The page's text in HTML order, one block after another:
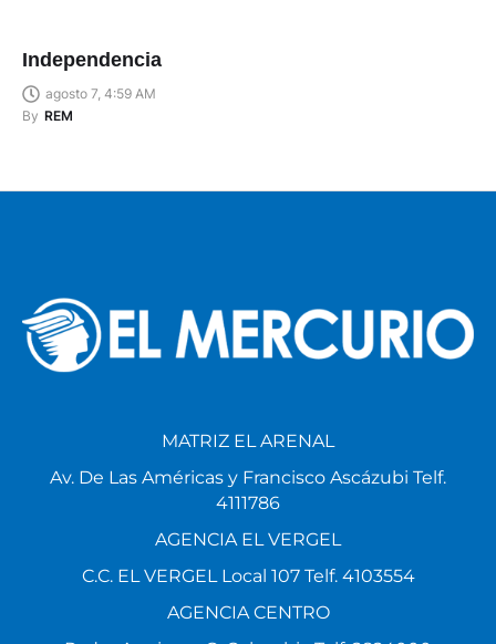
Independencia
agosto 7, 4:59 AM
By REM
MATRIZ EL ARENAL
Av. De Las Américas y Francisco Ascázubi Telf.
4111786
AGENCIA EL VERGEL
C.C. EL VERGEL Local 107 Telf. 4103554
AGENCIA CENTRO